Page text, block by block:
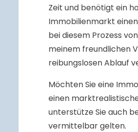
Zeit und benötigt ein
Immobilienmarkt
bei diesem Prozess
meinem freundlichen
reibungslosen Ablauf
Möchten Sie eine
einen
unterstütze Sie auch
vermittelbar gelten.